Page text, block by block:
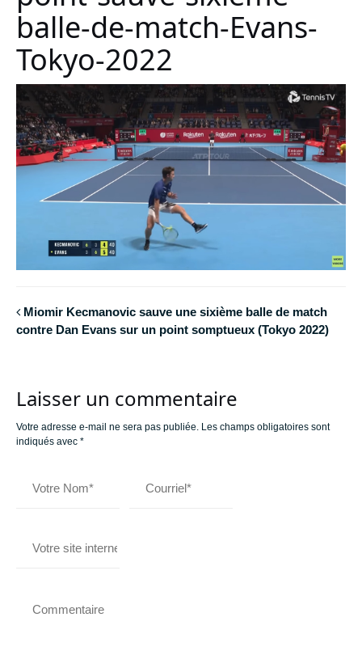
balle-de-match-Evans-
Tokyo-2022
Miomir Kecmanovic sauve une sixième balle de match
contre Dan Evans sur un point somptueux (Tokyo 2022)
Laisser un commentaire
Votre adresse e-mail ne sera pas publiée. Les champs obligatoires sont
indiqués avec *